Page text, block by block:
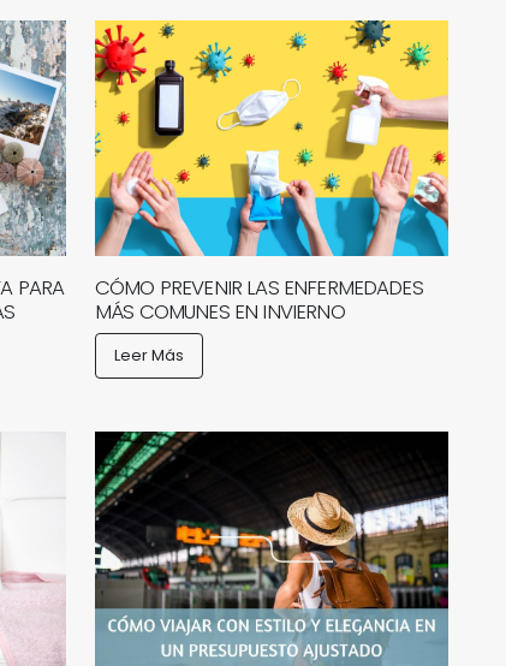
PARA
CÓMO PREVENIR LAS ENFERMEDADES
MÁS COMUNES EN INVIERNO
Leer Más